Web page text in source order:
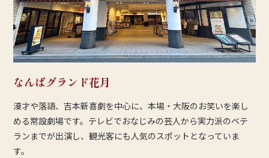
なんばグランド花月
漫才や落語、吉本新喜劇を中心に、本場・大阪のお笑いを楽し
める常設劇場です。テレビでおなじみの芸人から実力派のベテ
ランまでが出演し、観光客にも人気のスポットとなっていま
す。